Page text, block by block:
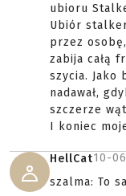
ubioru
Ubiór
przez
zabija całą
szycia. Jako
nadawał,
szczerze
I koniec
HellCat10-
szalma: To